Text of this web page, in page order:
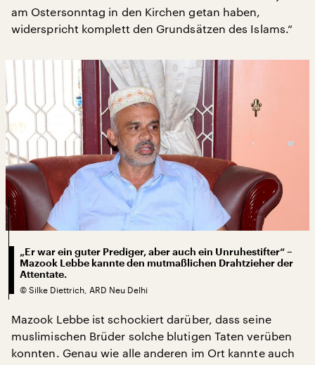
am Ostersonntag in den Kirchen getan haben,
widerspricht komplett den Grundsätzen des Islams.“
„Er war ein guter Prediger, aber auch ein Unruhestifter“ –
Mazook Lebbe kannte den mutmaßlichen Drahtzieher der
Attentate.
© Silke Diettrich, ARD Neu Delhi
Mazook Lebbe ist schockiert darüber, dass seine
muslimischen Brüder solche blutigen Taten verüben
konnten. Genau wie alle anderen im Ort kannte auch